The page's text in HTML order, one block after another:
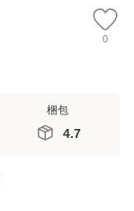
0
梱包
4.7